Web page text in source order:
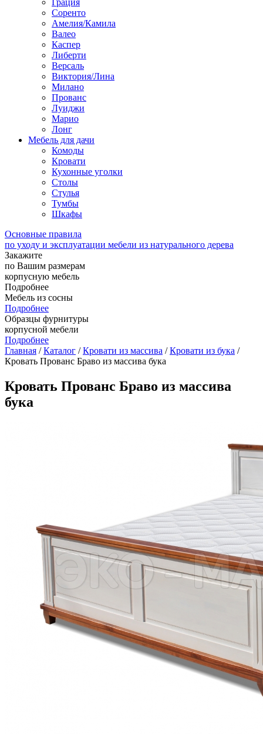
Грация
Соренто
Амелия/Камила
Валео
Каспер
Либерти
Версаль
Виктория/Лина
Милано
Прованс
Луиджи
Марио
Лонг
Мебель для дачи
Комоды
Кровати
Кухонные уголки
Столы
Стулья
Тумбы
Шкафы
Основные правила
по уходу и эксплуатации мебели из натурального дерева
Закажите
по Вашим размерам
корпусную мебель
Подробнее
Мебель из сосны
Подробнее
Образцы фурнитуры
корпусной мебели
Подробнее
Главная /Каталог /Кровати из массива /Кровати из бука /
Кровать Прованс Браво из массива бука
Кровать Прованс Браво из массива
бука